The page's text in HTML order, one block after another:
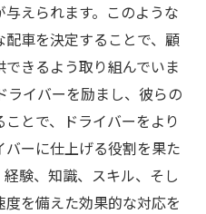
えられます。このような
車を決定することで、顧
きるよう取り組んでいま
ライバーを励まし、彼らの
とで、ドライバーをより
ーに仕上げる役割を果た
験、知識、スキル、そし
を備えた効果的な対応を